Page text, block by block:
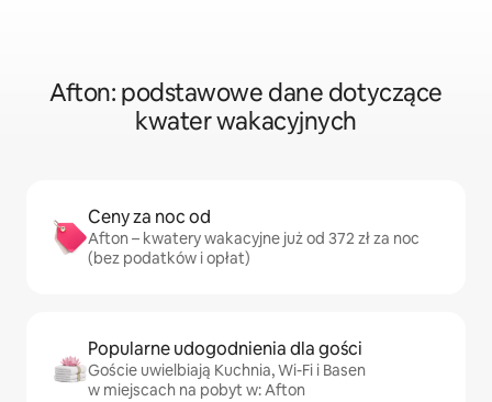
Afton: podstawowe dane dotyczące
kwater wakacyjnych
Ceny za noc od
Afton – kwatery wakacyjne już od 372 zł za noc
(bez podatków i opłat)
Popularne udogodnienia dla gości
Goście uwielbiają Kuchnia, Wi-Fi i Basen
w miejscach na pobyt w: Afton